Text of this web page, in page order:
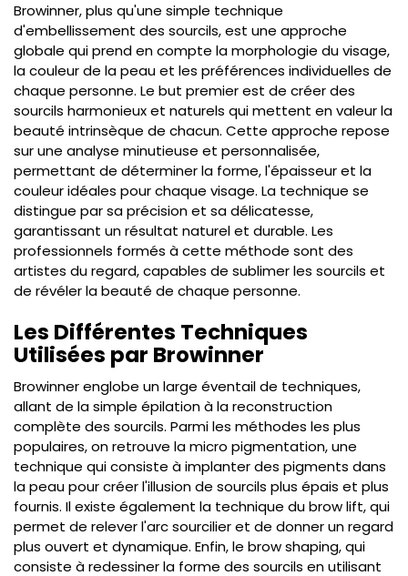
Browinner, plus qu'une simple technique
d'embellissement des sourcils, est une approche
globale qui prend en compte la morphologie du visage,
la couleur de la peau et les préférences individuelles de
chaque personne. Le but premier est de créer des
sourcils harmonieux et naturels qui mettent en valeur la
beauté intrinsèque de chacun. Cette approche repose
sur une analyse minutieuse et personnalisée,
permettant de déterminer la forme, l'épaisseur et la
couleur idéales pour chaque visage. La technique se
distingue par sa précision et sa délicatesse,
garantissant un résultat naturel et durable. Les
professionnels formés à cette méthode sont des
artistes du regard, capables de sublimer les sourcils et
de révéler la beauté de chaque personne.
Les Différentes Techniques
Utilisées par Browinner
Browinner englobe un large éventail de techniques,
allant de la simple épilation à la reconstruction
complète des sourcils. Parmi les méthodes les plus
populaires, on retrouve la micro pigmentation, une
technique qui consiste à implanter des pigments dans
la peau pour créer l'illusion de sourcils plus épais et plus
fournis. Il existe également la technique du brow lift, qui
permet de relever l'arc sourcilier et de donner un regard
plus ouvert et dynamique. Enfin, le brow shaping, qui
consiste à redessiner la forme des sourcils en utilisant